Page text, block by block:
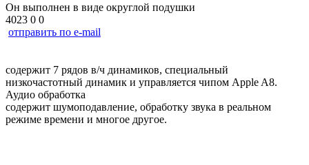
Он выполнен в виде округлой подушки
4023 0 0
отправить по e-mail
содержит 7 рядов в/ч динамиков, специальный
низкочастотный динамик и управляется чипом Apple A8.
Аудио обработка
содержит шумоподавление, обработку звука в реальном
режиме времени и многое другое.